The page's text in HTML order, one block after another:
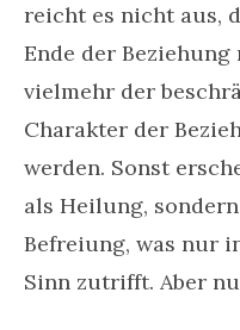
reicht es nicht aus,
Ende der Beziehung
vielmehr der
Charakter der
werden. Sonst
als Heilung,
Befreiung, was nur
Sinn zutrifft. Aber